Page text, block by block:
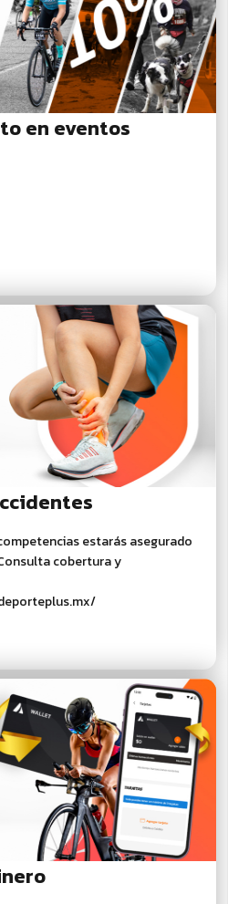
en eventos
estarás asegurado
cobertura y